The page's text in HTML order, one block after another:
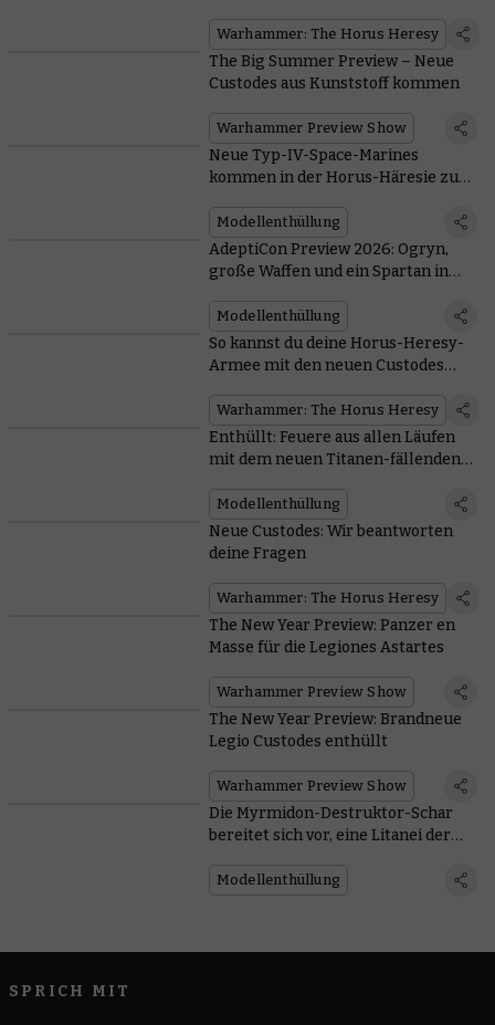
Warhammer: The Horus Heresy
The Big Summer Preview – Neue
Custodes aus Kunststoff kommen
Warhammer Preview Show
Neue Typ-IV-Space-Marines
kommen in der Horus-Häresie zum
Modellenthüllung
AdeptiCon Preview 2026: Ogryn,
große Waffen und ein Spartan in
Modellenthüllung
So kannst du deine Horus-Heresy-
Armee mit den neuen Custodes
Warhammer: The Horus Heresy
Enthüllt: Feuere aus allen Läufen
mit dem neuen Titanen-fällenden
Modellenthüllung
Neue Custodes: Wir beantworten
deine Fragen
Warhammer: The Horus Heresy
The New Year Preview: Panzer en
Masse für die Legiones Astartes
Warhammer Preview Show
The New Year Preview: Brandneue
Legio Custodes enthüllt
Warhammer Preview Show
Die Myrmidon-Destruktor-Schar
bereitet sich vor, eine Litanei der
Modellenthüllung
SPRICH MIT